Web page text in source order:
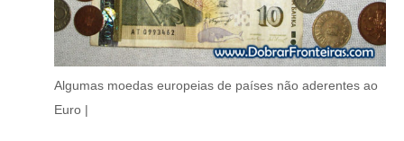
Algumas moedas europeias de países não aderentes ao
Euro |